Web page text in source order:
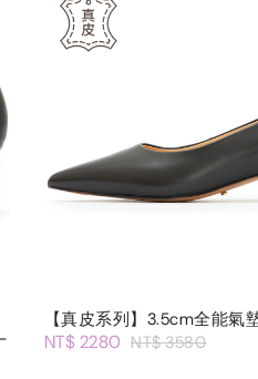
【真皮系列】3.5cm全能氣
NT$ 2280 NT$ 3580